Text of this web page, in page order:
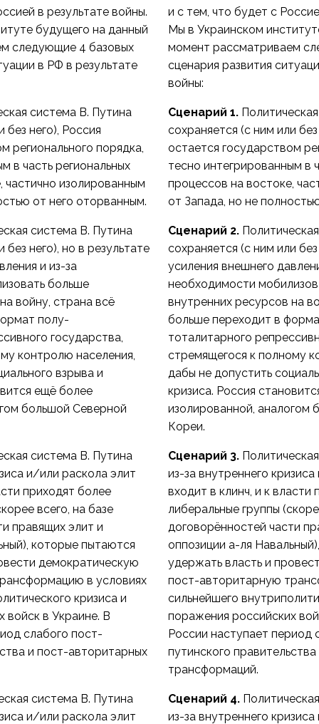
в результате войны.
будущего на данный
следующие 4 базовых
в РФ в результате
система В. Путина
без него), Россия
регионального порядка,
в часть региональных
частично изолированным
от него оторванным.
система В. Путина
без него), но в результате
и из-за
больше
войну, страна всё
полу-
государства,
контролю населения,
взрыва и
ещё более
большой Северной
система В. Путина
и/или раскола элит
приходят более
всего, на базе
правящих элит и
которые пытаются
демократическую
в условиях
кризиса и
войск в Украине. В
слабого пост-
и пост-авторитарных
система В. Путина
и/или раскола элит
и с тем, что будет с
Мы в Украинском
момент рассматриваем
сценария развития
войны:
Сценарий 1.
сохраняется (с ним или
остается государством
тесно интегрированным в
процессов на востоке,
от Запада, но не
Сценарий 2.
сохраняется (с ним или
усиления внешнего
необходимости
внутренних ресурсов на
больше переходит в
тоталитарного
стремящегося к полному
дабы не допустить
кризиса. Россия
изолированной, аналогом
Кореи.
Сценарий 3.
из-за внутреннего
входит в клинч, и к власти
либеральные группы
договорённостей части
оппозиции а-ля
удержать власть и
пост-авторитарную
сильнейшего
поражения российских
России наступает период
путинского
трансформаций.
Сценарий 4.
из-за внутреннего